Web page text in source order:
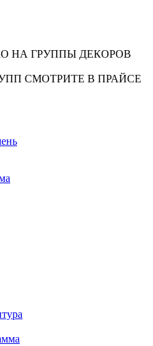
НА ГРУППЫ ДЕКОРОВ
СМОТРИТЕ В ПРАЙСЕ